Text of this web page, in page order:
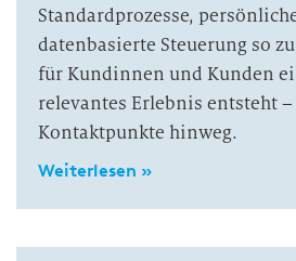
Standardprozesse,
datenbasierte Steuerung so
für Kundinnen und Kunden
relevantes Erlebnis entsteht
Kontaktpunkte hinweg.
Weiterlesen »